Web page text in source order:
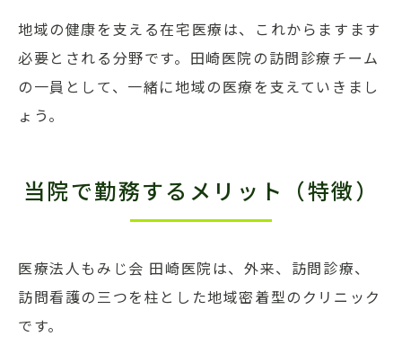
地域の健康を支える在宅医療は、これからますます
必要とされる分野です。田崎医院の訪問診療チーム
の一員として、一緒に地域の医療を支えていきまし
ょう。
当院で勤務するメリット（特徴）
医療法人もみじ会 田崎医院は、外来、訪問診療、
訪問看護の三つを柱とした地域密着型のクリニック
です。